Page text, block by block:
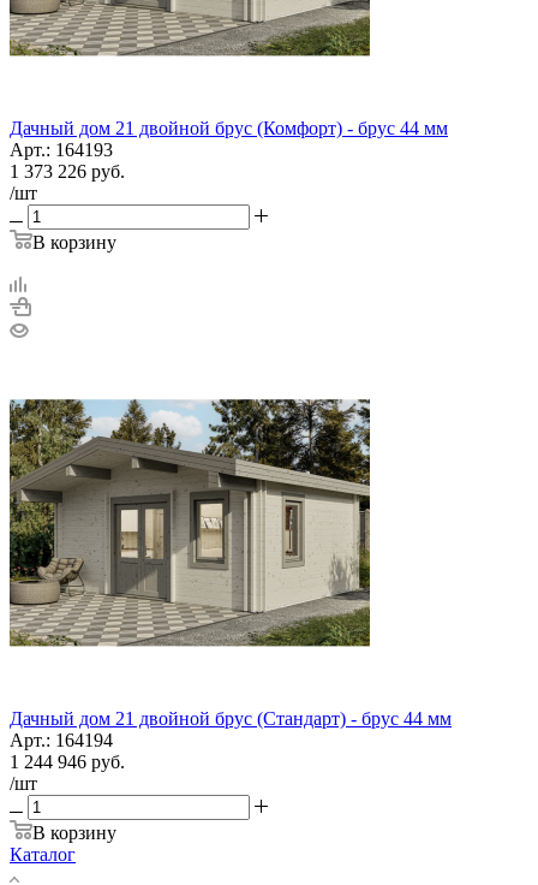
Дачный дом 21 двойной брус (Комфорт) - брус 44 мм
Арт.: 164193
1 373 226 руб.
/шт
В корзину
Дачный дом 21 двойной брус (Стандарт) - брус 44 мм
Арт.: 164194
1 244 946 руб.
/шт
В корзину
Каталог